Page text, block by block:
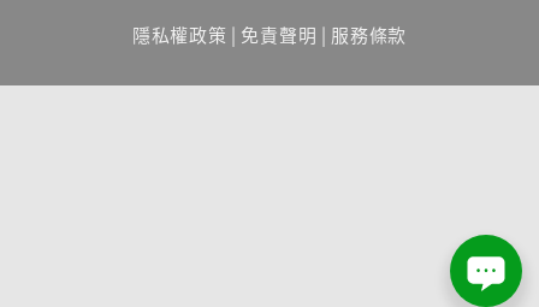
隱私權政策 | 免責聲明 | 服務條款